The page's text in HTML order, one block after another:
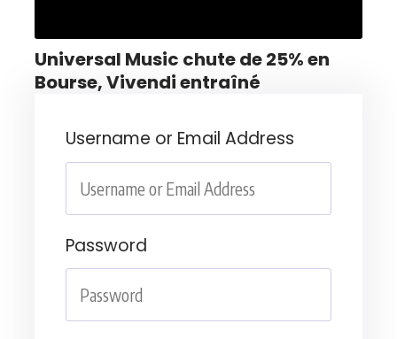
Universal Music chute de 25% en
Bourse, Vivendi entraîné
Username or Email Address
Password